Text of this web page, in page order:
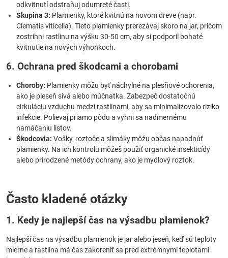
odkvitnutí odstraňuj odumreté časti.
Skupina 3: Plamienky, ktoré kvitnú na novom dreve (napr.
Clematis viticella). Tieto plamienky prerezávaj skoro na jar, pričom
zostrihni rastlinu na výšku 30-50 cm, aby si podporil bohaté
kvitnutie na nových výhonkoch.
6. Ochrana pred škodcami a chorobami
Choroby: Plamienky môžu byť náchylné na plesňové ochorenia,
ako je pleseň sivá alebo múčnatka. Zabezpeč dostatočnú
cirkuláciu vzduchu medzi rastlinami, aby sa minimalizovalo riziko
infekcie. Polievaj priamo pôdu a vyhni sa nadmernému
namáčaniu listov.
Škodcovia: Vošky, roztoče a slimáky môžu občas napadnúť
plamienky. Na ich kontrolu môžeš použiť organické insekticídy
alebo prirodzené metódy ochrany, ako je mydlový roztok.
Často kladené otázky
1. Kedy je najlepší čas na výsadbu plamienok?
Najlepší čas na výsadbu plamienok je jar alebo jeseň, keď sú teploty
mierne a rastlina má čas zakoreniť sa pred extrémnymi teplotami